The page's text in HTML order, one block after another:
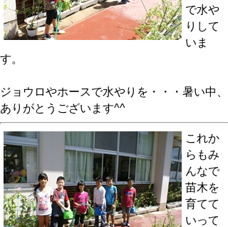
で水や
りして
いま
す。
ジョウロやホースで水やりを・・・暑い中、
ありがとうございます^^
これか
らもみ
んなで
苗木を
育てて
いって